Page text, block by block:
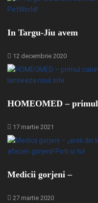
In Targu-Jiu avem
12 decembrie 2020
HOMEOMED – primul
17 martie 2021
Medicii gorjeni –
27 martie 2020